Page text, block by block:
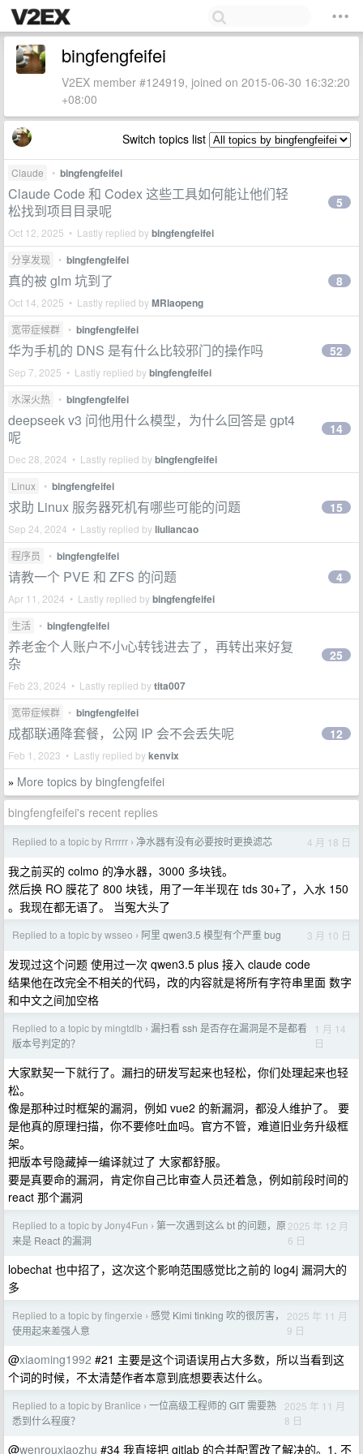
bingfengfeifei
V2EX member #124919, joined on 2015-06-30 16:32:20
+08:00
Switch topics list
Claude • bingfengfeifei
Claude Code 和 Codex 这些工具如何能让他们轻
松找到项目目录呢
Oct 12, 2025 • Lastly replied bybingfengfeifei
5
分享发现 • bingfengfeifei
真的被 glm 坑到了
Oct 14, 2025 • Lastly replied byMRlaopeng
8
宽带症候群 • bingfengfeifei
华为手机的 DNS 是有什么比较邪门的操作吗
Sep 7, 2025 • Lastly replied bybingfengfeifei
52
水深火热 • bingfengfeifei
deepseek v3 问他用什么模型，为什么回答是 gpt4
呢
Dec 28, 2024 • Lastly replied bybingfengfeifei
14
Linux • bingfengfeifei
求助 Linux 服务器死机有哪些可能的问题
Sep 24, 2024 • Lastly replied byliuliancao
15
程序员 • bingfengfeifei
请教一个 PVE 和 ZFS 的问题
Apr 11, 2024 • Lastly replied bybingfengfeifei
4
生活 • bingfengfeifei
养老金个人账户不小心转钱进去了，再转出来好复
杂
Feb 23, 2024 • Lastly replied bytita007
25
宽带症候群 • bingfengfeifei
成都联通降套餐，公网 IP 会不会丢失呢
Feb 1, 2023 • Lastly replied bykenvix
12
» More topics by bingfengfeifei
bingfengfeifei's recent replies
Replied to a topic by Rrrrrr › 净水器有没有必要按时更换滤芯 4 月 18 日
我之前买的 colmo 的净水器，3000 多块钱。
然后换 RO 膜花了 800 块钱，用了一年半现在 tds 30+了，入水 150
。我现在都无语了。 当冤大头了
Replied to a topic by wsseo › 阿里 qwen3.5 模型有个严重 bug 3 月 10 日
发现过这个问题 使用过一次 qwen3.5 plus 接入 claude code
结果他在改完全不相关的代码，改的内容就是将所有字符串里面 数字
和中文之间加空格
Replied to a topic by mingtdlb › 漏扫看 ssh 是否存在漏洞是不是都看
版本号判定的？
1 月 14
日
大家默契一下就行了。漏扫的研发写起来也轻松，你们处理起来也轻
松。
像是那种过时框架的漏洞，例如 vue2 的新漏洞，都没人维护了。 要
是他真的原理扫描，你不要修吐血吗。官方不管，难道旧业务升级框
架。
把版本号隐藏掉一编译就过了 大家都舒服。
要是真要命的漏洞，肯定你自己比审查人员还着急，例如前段时间的
react 那个漏洞
Replied to a topic by Jony4Fun › 第一次遇到这么 bt 的问题，原
来是 React 的漏洞
2025 年 12 月
6 日
lobechat 也中招了，这次这个影响范围感觉比之前的 log4j 漏洞大的
多
Replied to a topic by fingerxie › 感觉 Kimi tinking 吹的很厉害，
使用起来差强人意
2025 年 11 月
9 日
@xiaoming1992 #21 主要是这个词语误用占大多数，所以当看到这
个词的时候，不太清楚作者本意到底想要表达什么。
Replied to a topic by Branlice › 一位高级工程师的 GIT 需要熟
悉到什么程度？
2025 年 11 月
8 日
@wenrouxiaozhu #34 我直接把 gitlab 的合并配置改了解决的。1. 不